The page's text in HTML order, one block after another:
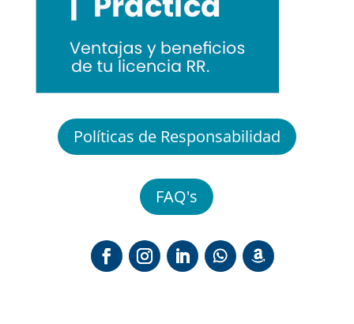
Políticas de Responsabilidad
FAQ's